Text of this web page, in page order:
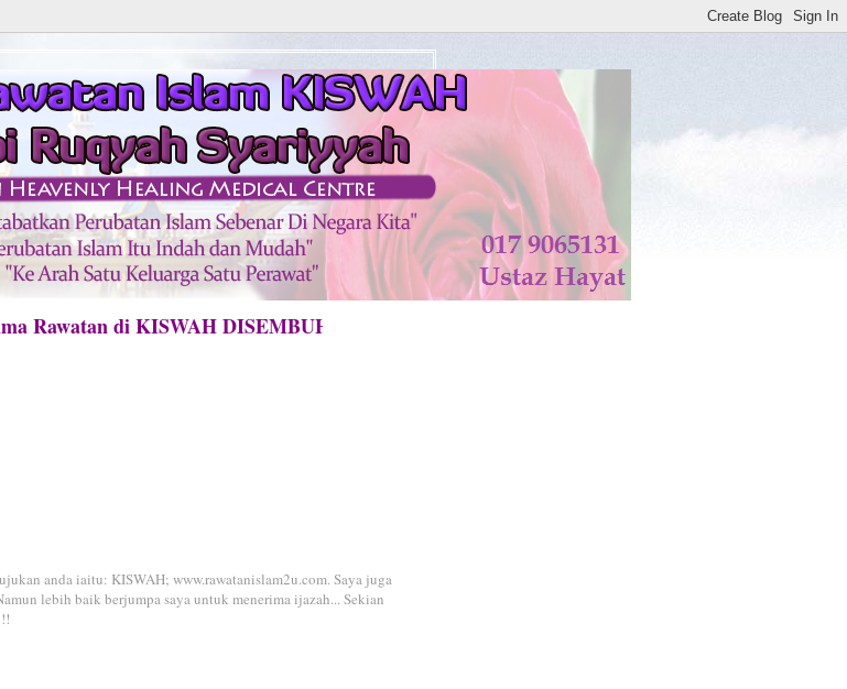
di KISWAH DISEMBUHKAN ALLAH TAALA. AMIN**
anda iaitu: KISWAH; www.rawatanislam2u.com. Saya juga
lebih baik berjumpa saya untuk menerima ijazah... Sekian